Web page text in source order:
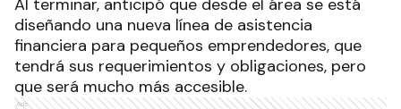
diseñando una nueva línea de asistencia
financiera para pequeños emprendedores, que
tendrá sus requerimientos y obligaciones, pero
que será mucho más accesible.
Ads